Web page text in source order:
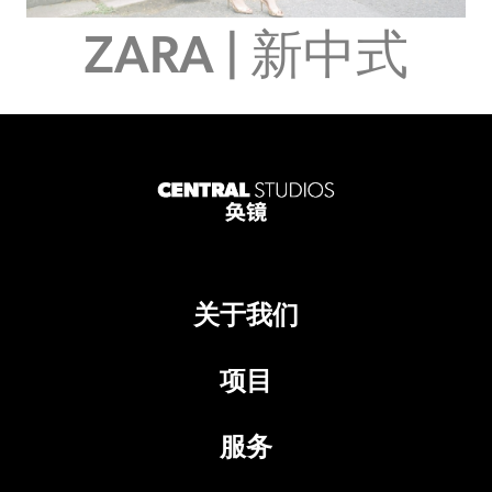
ZARA | 新中式
关于我们
项目
服务